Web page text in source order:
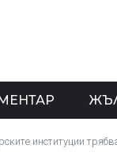
институции